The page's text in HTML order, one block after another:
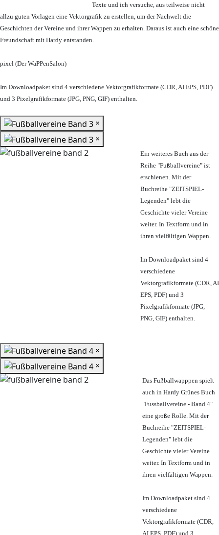
Texte und ich versuche, aus teilweise nicht
allzu guten Vorlagen eine Vektorgrafik zu erstellen, um der Nachwelt die
Geschichten der Vereine und ihrer Wappen zu erhalten. Daraus ist auch eine schöne
Freundschaft mit Hardy entstanden.
pixel (Der WaPPenSalon)
Im Downloadpaket sind 4 verschiedene Vektorgrafikformate (CDR, AI EPS, PDF)
und 3 Pixelgrafikformate (JPG, PNG, GIF) enthalten.
×
×
Ein weiteres Buch aus der
Reihe "Fußballvereine" ist
erschienen. Mit der
Buchreihe "ZEITSPIEL-
Legenden" lebt die
Geschichte vieler Vereine
weiter. In Textform und in
ihren vielfältigen Wappen.
Im Downloadpaket sind 4
verschiedene
Vektorgrafikformate (CDR, AI
EPS, PDF) und 3
Pixelgrafikformate (JPG,
PNG, GIF) enthalten.
×
×
Das Fußballwapppen spielt
auch in Hardy Grünes Buch
"Fussballvereine - Band 4"
eine große Rolle. Mit der
Buchreihe "ZEITSPIEL-
Legenden" lebt die
Geschichte vieler Vereine
weiter. In Textform und in
ihren vielfältigen Wappen.
Im Downloadpaket sind 4
verschiedene
Vektorgrafikformate (CDR,
AI EPS, PDF) und 3